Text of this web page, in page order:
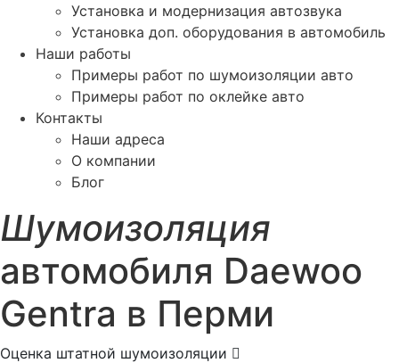
Установка и модернизация автозвука
Установка доп. оборудования в автомобиль
Наши работы
Примеры работ по шумоизоляции авто
Примеры работ по оклейке авто
Контакты
Наши адреса
О компании
Блог
Шумоизоляция
автомобиля Daewoo
Gentra в Перми
Оценка штатной шумоизоляции